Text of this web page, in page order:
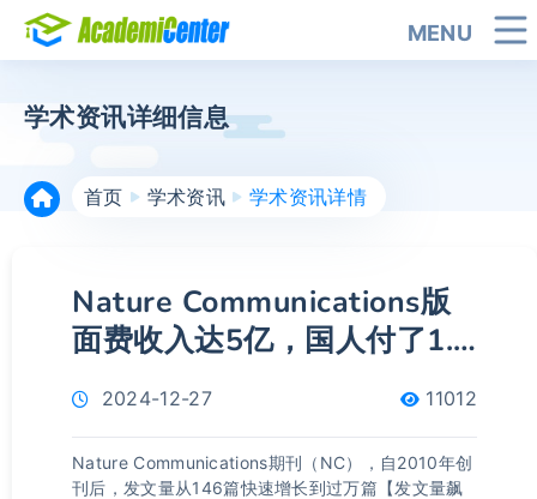
MENU
学术资讯详细信息
首页 学术资讯 学术资讯详情
Nature Communications版
面费收入达5亿，国人付了1.8
亿！2024-12-27 11012
Nature Communications期刊（NC），自2010年创
刊后，发文量从146篇快速增长到过万篇【发文量飙